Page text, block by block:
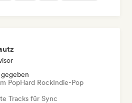
PopHard RockIndie-Pop
Tracks für Sync